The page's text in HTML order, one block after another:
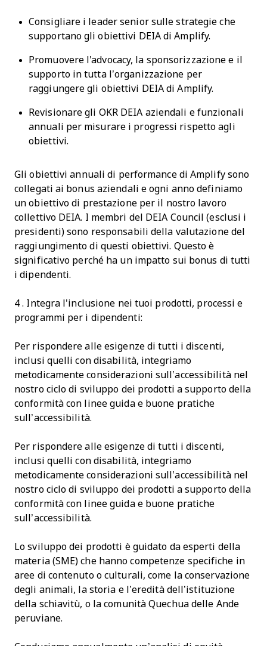
Consigliare i leader senior sulle strategie che
supportano gli obiettivi DEIA di Amplify.
Promuovere l'advocacy, la sponsorizzazione e il
supporto in tutta l’organizzazione per
raggiungere gli obiettivi DEIA di Amplify.
Revisionare gli OKR DEIA aziendali e funzionali
annuali per misurare i progressi rispetto agli
obiettivi.
Gli obiettivi annuali di performance di Amplify sono
collegati ai bonus aziendali e ogni anno definiamo
un obiettivo di prestazione per il nostro lavoro
collettivo DEIA. I membri del DEIA Council (esclusi i
presidenti) sono responsabili della valutazione del
raggiungimento di questi obiettivi. Questo è
significativo perché ha un impatto sui bonus di tutti
i dipendenti.
4 . Integra l'inclusione nei tuoi prodotti, processi e
programmi per i dipendenti:
Per rispondere alle esigenze di tutti i discenti,
inclusi quelli con disabilità, integriamo
metodicamente considerazioni sull’accessibilità nel
nostro ciclo di sviluppo dei prodotti a supporto della
conformità con linee guida e buone pratiche
sull’accessibilità.
Per rispondere alle esigenze di tutti i discenti,
inclusi quelli con disabilità, integriamo
metodicamente considerazioni sull’accessibilità nel
nostro ciclo di sviluppo dei prodotti a supporto della
conformità con linee guida e buone pratiche
sull’accessibilità.
Lo sviluppo dei prodotti è guidato da esperti della
materia (SME) che hanno competenze specifiche in
aree di contenuto o culturali, come la conservazione
degli animali, la storia e l’eredità dell’istituzione
della schiavitù, o la comunità Quechua delle Ande
peruviane.